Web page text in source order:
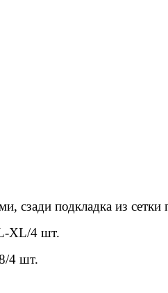
сзади подкладка из
XL/4 шт.
4 шт.